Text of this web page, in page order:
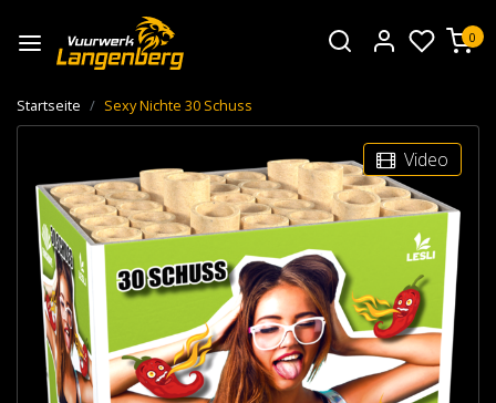
0
Startseite Sexy Nichte 30 Schuss
Video